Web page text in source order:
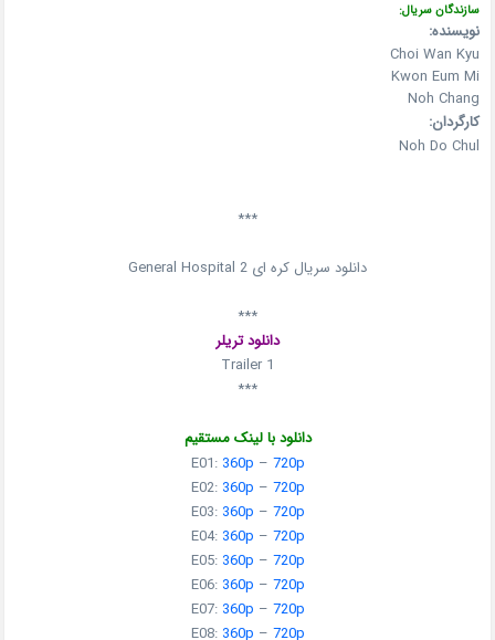
سازندگان سریال:
نویسنده:
Choi Wan Kyu
Kwon Eum Mi
Noh Chang
کارگردان:
Noh Do Chul
***
دانلود سریال کره ای General Hospital 2
***
دانلود تریلر
Trailer 1
***
دانلود با لینک مستقیم
E01: 360p – 720p
E02: 360p – 720p
E03: 360p – 720p
E04: 360p – 720p
E05: 360p – 720p
E06: 360p – 720p
E07: 360p – 720p
E08: 360p – 720p